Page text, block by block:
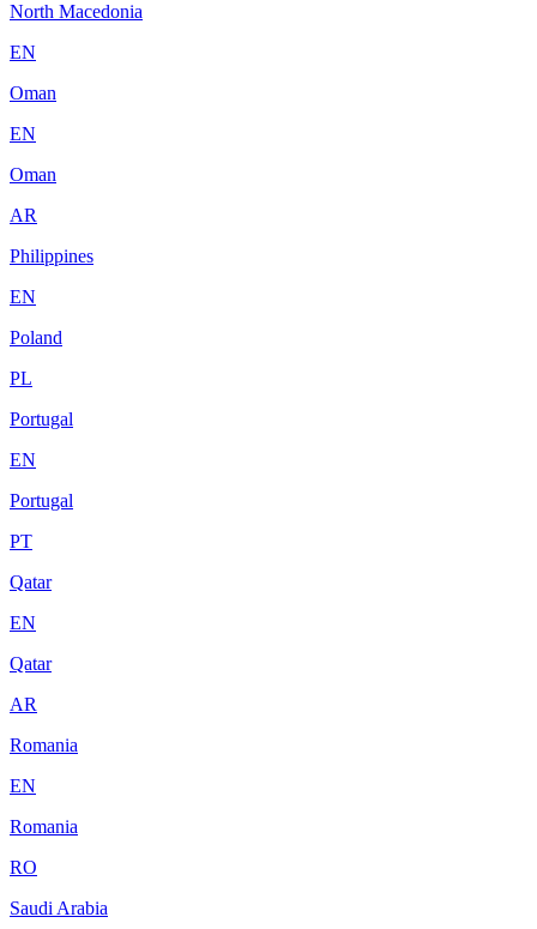
North Macedonia
EN
Oman
EN
Oman
AR
Philippines
EN
Poland
PL
Portugal
EN
Portugal
PT
Qatar
EN
Qatar
AR
Romania
EN
Romania
RO
Saudi Arabia